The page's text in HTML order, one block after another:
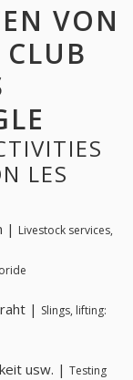
VON
LES
| Livestock services,
| Slings, lifting:
usw. | Testing